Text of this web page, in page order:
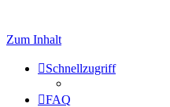
Zum Inhalt
Schnellzugriff
FAQ